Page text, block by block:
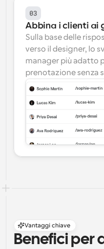
03
Abbina i clienti ai
Sulla base delle
verso il designer, lo
manager più adatto
prenotazione senza
Vantaggi chiave
Benefici per